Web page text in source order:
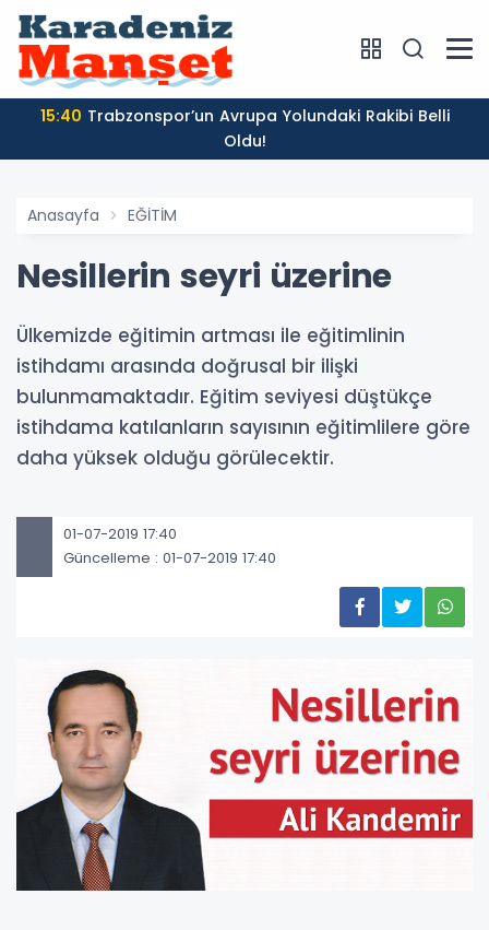
15:40
Oldu!
Anasayfa EĞİTİM
Nesillerin seyri üzerine
Ülkemizde eğitimin artması ile eğitimlinin
istihdamı arasında doğrusal bir ilişki
bulunmamaktadır. Eğitim seviyesi düştükçe
istihdama katılanların sayısının eğitimlilere göre
daha yüksek olduğu görülecektir.
01-07-2019 17:40
Güncelleme : 01-07-2019 17:40